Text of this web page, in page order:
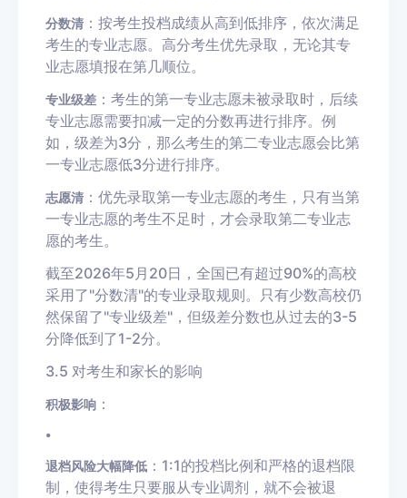
分数清 ：按考生投档成绩从高到低排序，依次满足
考生的专业志愿。高分考生优先录取，无论其专
业志愿填报在第几顺位。
专业级差 ：考生的第一专业志愿未被录取时，后续
专业志愿需要扣减一定的分数再进行排序。例
如，级差为3分，那么考生的第二专业志愿会比第
一专业志愿低3分进行排序。
志愿清 ：优先录取第一专业志愿的考生，只有当第
一专业志愿的考生不足时，才会录取第二专业志
愿的考生。
截至2026年5月20日，全国已有超过90%的高校
采用了"分数清"的专业录取规则。只有少数高校仍
然保留了"专业级差"，但级差分数也从过去的3-5
分降低到了1-2分。
3.5 对考生和家长的影响
积极影响 ：
•
退档风险大幅降低 ：1:1的投档比例和严格的退档限
制，使得考生只要服从专业调剂，就不会被退